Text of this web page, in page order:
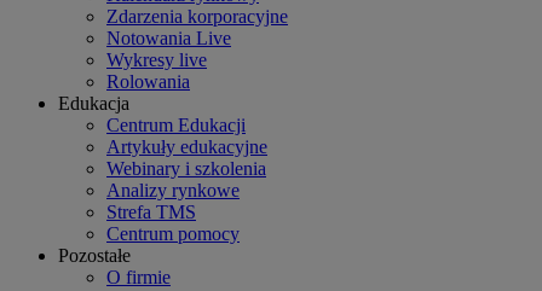
Zdarzenia korporacyjne
Notowania Live
Wykresy live
Rolowania
Edukacja
Centrum Edukacji
Artykuły edukacyjne
Webinary i szkolenia
Analizy rynkowe
Strefa TMS
Centrum pomocy
Pozostałe
O firmie